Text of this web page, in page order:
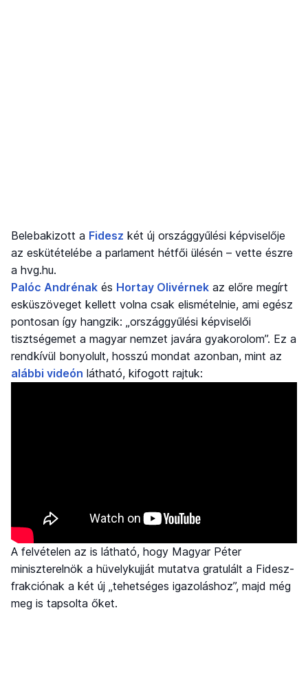
Belebakizott a Fidesz két új országgyűlési képviselője
az eskütételébe a parlament hétfői ülésén – vette észre
a hvg.hu.
Palóc Andrénak és Hortay Olivérnek az előre megírt
esküszöveget kellett volna csak elismételnie, ami egész
pontosan így hangzik: „országgyűlési képviselői
tisztségemet a magyar nemzet javára gyakorolom”. Ez a
rendkívül bonyolult, hosszú mondat azonban, mint az
alábbi videón látható, kifogott rajtuk:
A felvételen az is látható, hogy Magyar Péter
miniszterelnök a hüvelykujját mutatva gratulált a Fidesz-
frakciónak a két új „tehetséges igazoláshoz”, majd még
meg is tapsolta őket.